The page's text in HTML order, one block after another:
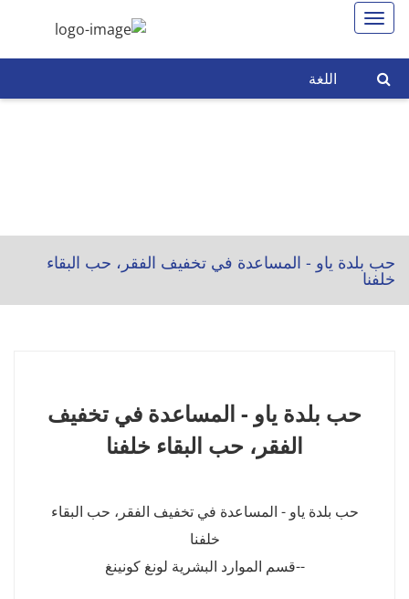
اللغة
حب بلدة ياو - المساعدة في تخفيف الفقر، حب البقاء
خلفنا
حب بلدة ياو - المساعدة في تخفيف
الفقر، حب البقاء خلفنا
حب بلدة ياو - المساعدة في تخفيف الفقر، حب البقاء
خلفنا
--قسم الموارد البشرية لونغ كونينغ